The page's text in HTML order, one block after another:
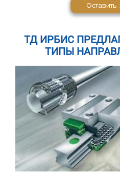
Оставить
ТД ИРБИС
ТИПЫ